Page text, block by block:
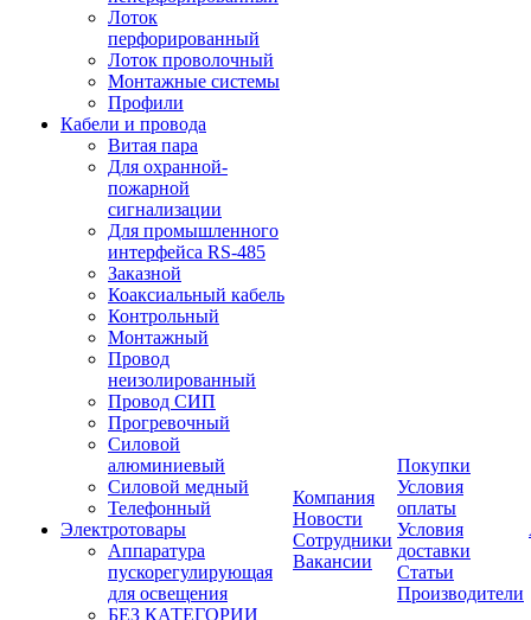
Лоток
перфорированный
Лоток проволочный
Монтажные системы
Профили
Кабели и провода
Витая пара
Для охранной-
пожарной
сигнализации
Для промышленного
интерфейса RS-485
Заказной
Коаксиальный кабель
Контрольный
Монтажный
Провод
неизолированный
Провод СИП
Прогревочный
Силовой
алюминиевый
Силовой медный
Телефонный
Электротовары
Аппаратура
пускорегулирующая
для освещения
БЕЗ КАТЕГОРИИ
Компания
Новости
Сотрудники
Вакансии
Покупки
Условия
оплаты
Условия
доставки
Статьи
Производители